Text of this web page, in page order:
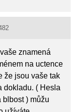
znamená
na uctence
že jsou vaše tak
dokladu. ( Hesla
blbost ) můžu